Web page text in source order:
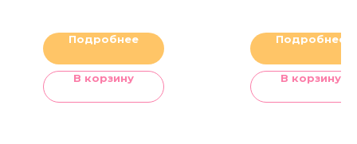
Подробнее
В корзину
Подробнее
В корзину